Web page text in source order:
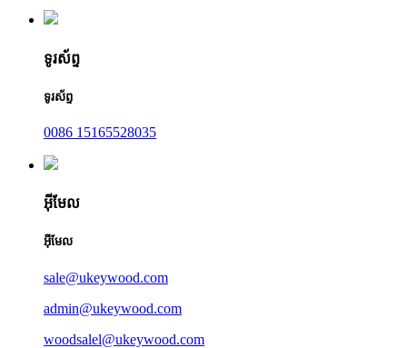
ទូរស័ព្ទ
ទូរស័ព្ទ
0086 15165528035
អ៊ីមែល
អ៊ីមែល
sale@ukeywood.com
admin@ukeywood.com
woodsalel@ukeywood.com